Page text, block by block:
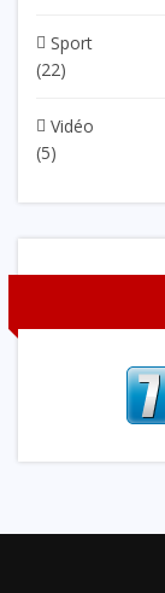
Sport
(22)
Vidéo
(5)